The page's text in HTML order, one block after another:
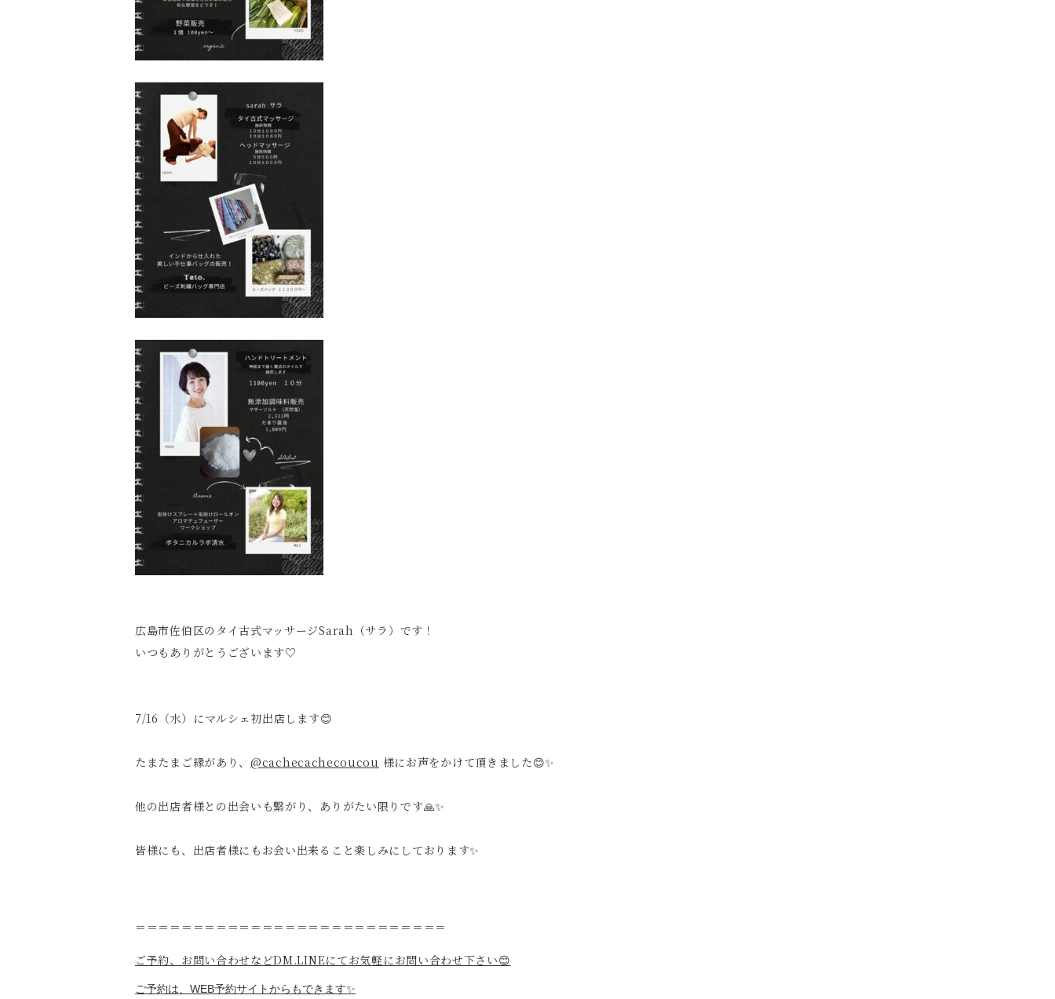
広島市佐伯区のタイ古式マッサージSarah（サラ）です！
いつもありがとうございます♡
7/16（水）にマルシェ初出店します😊
たまたまご縁があり、 @cachecachecoucou 様にお声をかけて頂きました😊✨
他の出店者様との出会いも繋がり、ありがたい限りです🙏✨️
皆様にも、出店者様にもお会い出来ること楽しみにしております✨️
＝＝＝＝＝＝＝＝＝＝＝＝＝＝＝＝＝＝＝＝＝＝＝＝＝＝＝
ご予約、お問い合わせなどDM.LINEにてお気軽にお問い合わせ下さい😊
ご予約は、WEB予約サイトからもできます✨